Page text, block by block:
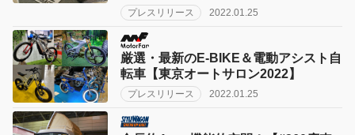
プレスリリース 2022.01.25
厳選・最新のE-BIKE＆電動アシスト自
転車【東京オートサロン2022】
プレスリリース 2022.01.25